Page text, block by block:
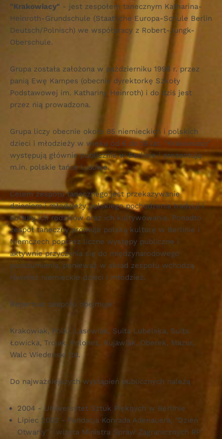
"Krakowiacy" - jest zespołem tanecznym Katharina-
Heinroth-Grundschule (Staatliche Europa-Schule Berlin
Deutsch/Polnisch) we współpracy z Robert-Jungk-
Oberschule.
Grupa została założona w październiku 1998 r. przez
panią Ewę Kampes (obecnie dyrektorkę Szkoły
Podstawowej im. Kathariny Heinroth) i do dziś jest
przez nią prowadzona.
Grupa liczy obecnie około 85 niemieckich i polskich
dzieci i młodzieży w wieku od 6 do 19 lat. "Krakowiacy"
występują głównie publicznie w Berlinie i prezentują
m.in. polskie tańce ludowe.
Celem zespołu tanecznego jest przekazywanie
dzieciom i młodzieży polskiego pochodzenia tradycji i
kultury ich rodziców oraz ich kultywowanie. Ponadto
zespół taneczny promuje polską kulturę w Berlinie i
Niemczech poprzez liczne występy publiczne i
aktywnie przyczynia się do międzynarodowego
porozumienia, ponieważ w skład zespołu wchodzą
również niemieckie dzieci i młodzież.
Repertuar zespołu obejmuje:
Krakowiak, Polki, Lasowiak, Suita Lubelska, Suita
Łowicka, Trojak, Polonez, Kujawiak, Oberek, Mazur,
Walc Wiedeński itd.
Do najważniejszych wystąpień publicznych należą
2004 - Uniwersytet Sztuk Pięknych w Berlinie
Lipiec 2002 - Fundacja Konrada Adenauera, "Dzień
Otwarty" i wizyta Ministra Spraw Zagranicznych RP